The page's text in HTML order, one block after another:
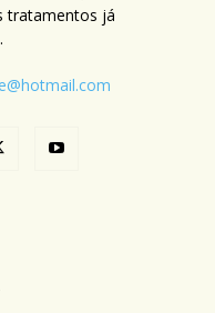
tratamentos já